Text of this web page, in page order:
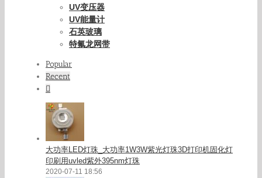
UV变压器
UV能量计
石英玻璃
特氟龙网带
Popular
Recent
大功率LED灯珠_大功率1W3W紫光灯珠3D打印机固化灯
印刷用uvled紫外395nm灯珠
2020-07-11 18:56